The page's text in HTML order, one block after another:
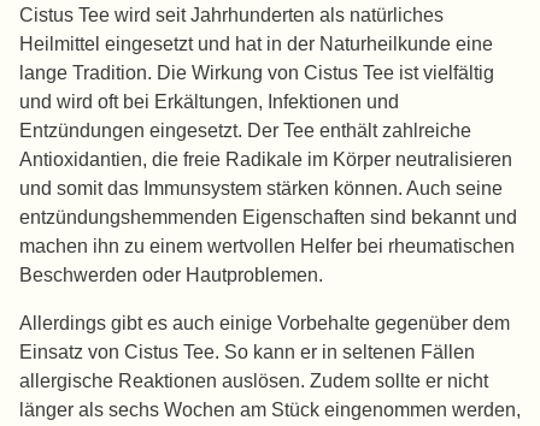
Cistus Tee wird seit Jahrhunderten als natürliches
Heilmittel eingesetzt und hat in der Naturheilkunde eine
lange Tradition. Die Wirkung von Cistus Tee ist vielfältig
und wird oft bei Erkältungen, Infektionen und
Entzündungen eingesetzt. Der Tee enthält zahlreiche
Antioxidantien, die freie Radikale im Körper neutralisieren
und somit das Immunsystem stärken können. Auch seine
entzündungshemmenden Eigenschaften sind bekannt und
machen ihn zu einem wertvollen Helfer bei rheumatischen
Beschwerden oder Hautproblemen.
Allerdings gibt es auch einige Vorbehalte gegenüber dem
Einsatz von Cistus Tee. So kann er in seltenen Fällen
allergische Reaktionen auslösen. Zudem sollte er nicht
länger als sechs Wochen am Stück eingenommen werden,